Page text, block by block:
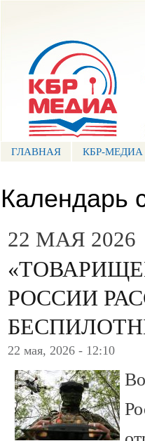
ГЛАВНАЯ КБР-МЕДИА
Календарь
22 МАЯ 2026
РОССИИ
22 мая, 2026 - 12:10